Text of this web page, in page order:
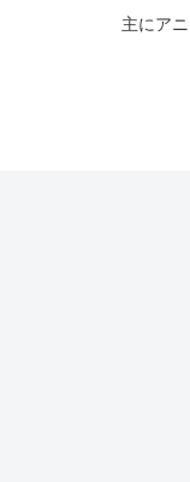
主にア